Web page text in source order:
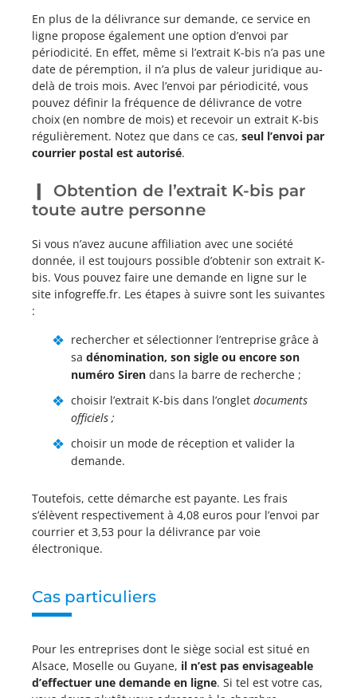
En plus de la délivrance sur demande, ce service en
ligne propose également une option d’envoi par
périodicité. En effet, même si l’extrait K-bis n’a pas une
date de péremption, il n’a plus de valeur juridique au-
delà de trois mois. Avec l’envoi par périodicité, vous
pouvez définir la fréquence de délivrance de votre
choix (en nombre de mois) et recevoir un extrait K-bis
régulièrement. Notez que dans ce cas, seul l’envoi par
courrier postal est autorisé.
Obtention de l’extrait K-bis par
toute autre personne
Si vous n’avez aucune affiliation avec une société
donnée, il est toujours possible d’obtenir son extrait K-
bis. Vous pouvez faire une demande en ligne sur le
site infogreffe.fr. Les étapes à suivre sont les suivantes
:
rechercher et sélectionner l’entreprise grâce à
sa dénomination, son sigle ou encore son
numéro Siren dans la barre de recherche ;
choisir l’extrait K-bis dans l’onglet documents
officiels ;
choisir un mode de réception et valider la
demande.
Toutefois, cette démarche est payante. Les frais
s’élèvent respectivement à 4,08 euros pour l’envoi par
courrier et 3,53 pour la délivrance par voie
électronique.
Cas particuliers
Pour les entreprises dont le siège social est situé en
Alsace, Moselle ou Guyane, il n’est pas envisageable
d’effectuer une demande en ligne. Si tel est votre cas,